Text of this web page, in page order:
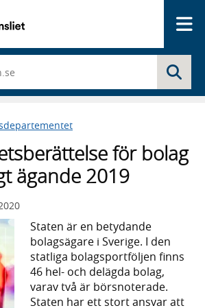
för bolag
ägande 2019
Staten är en betydande
bolagsägare i Sverige. I den
statliga bolagsportföljen finns
46 hel- och delägda bolag,
varav två är börsnoterade.
Staten har ett stort ansvar att